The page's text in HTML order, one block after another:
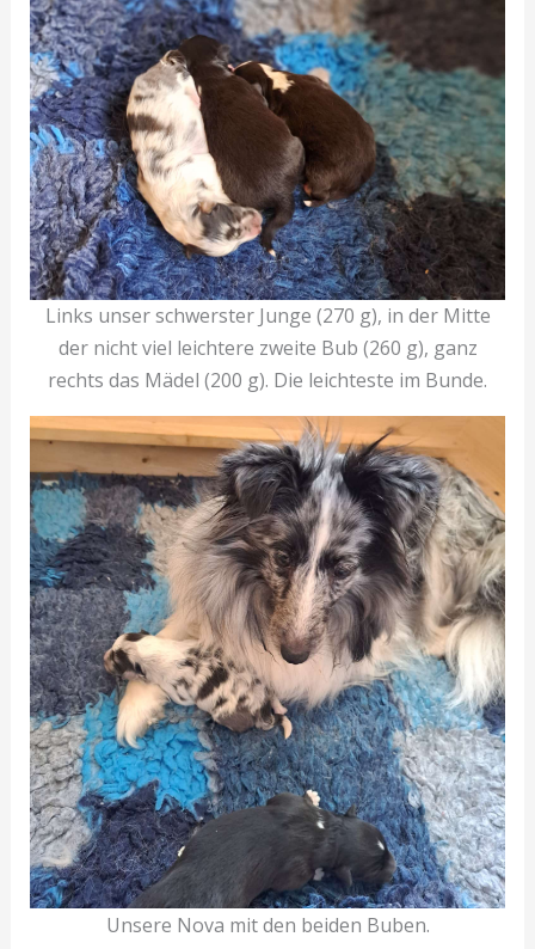
Links unser schwerster Junge (270 g), in der Mitte
der nicht viel leichtere zweite Bub (260 g), ganz
rechts das Mädel (200 g). Die leichteste im Bunde.
Unsere Nova mit den beiden Buben.